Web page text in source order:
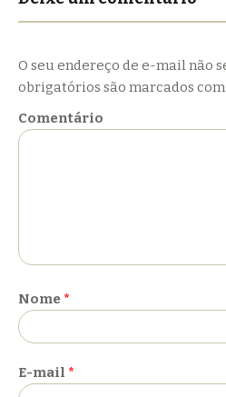
O seu endereço de e-mail não
obrigatórios são marcados com
Comentário
Nome *
E-mail *